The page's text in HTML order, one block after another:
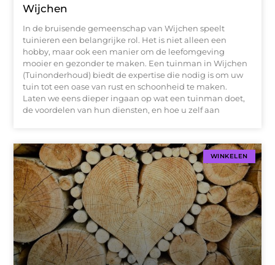
Wijchen
In de bruisende gemeenschap van Wijchen speelt
tuinieren een belangrijke rol. Het is niet alleen een
hobby, maar ook een manier om de leefomgeving
mooier en gezonder te maken. Een tuinman in Wijchen
(Tuinonderhoud) biedt de expertise die nodig is om uw
tuin tot een oase van rust en schoonheid te maken.
Laten we eens dieper ingaan op wat een tuinman doet,
de voordelen van hun diensten, en hoe u zelf aan
WINKELEN